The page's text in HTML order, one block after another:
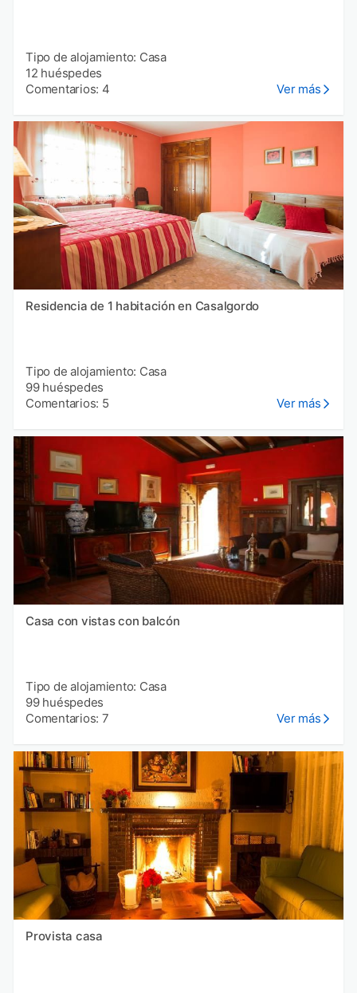
Tipo de alojamiento: Casa
12 huéspedes
Comentarios: 4
Ver más
Residencia de 1 habitación en Casalgordo
Tipo de alojamiento: Casa
99 huéspedes
Comentarios: 5
Ver más
Casa con vistas con balcón
Tipo de alojamiento: Casa
99 huéspedes
Comentarios: 7
Ver más
Provista casa